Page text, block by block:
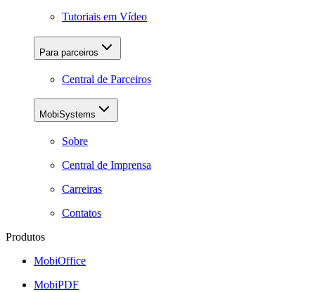
Tutoriais em Vídeo
Para parceiros
Central de Parceiros
MobiSystems
Sobre
Central de Imprensa
Carreiras
Contatos
Produtos
MobiOffice
MobiPDF